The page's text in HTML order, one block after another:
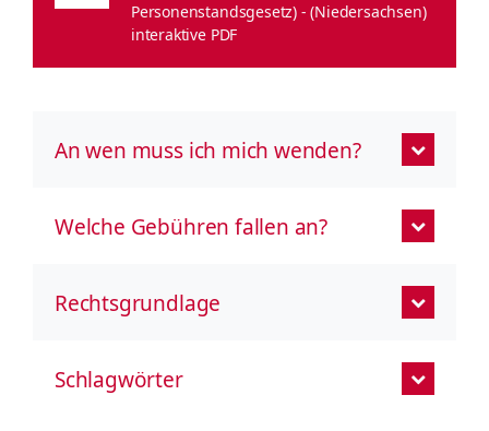
Personenstandsgesetz) - (Niedersachsen)
interaktive PDF
An wen muss ich mich wenden?
Welche Gebühren fallen an?
Rechtsgrundlage
Schlagwörter